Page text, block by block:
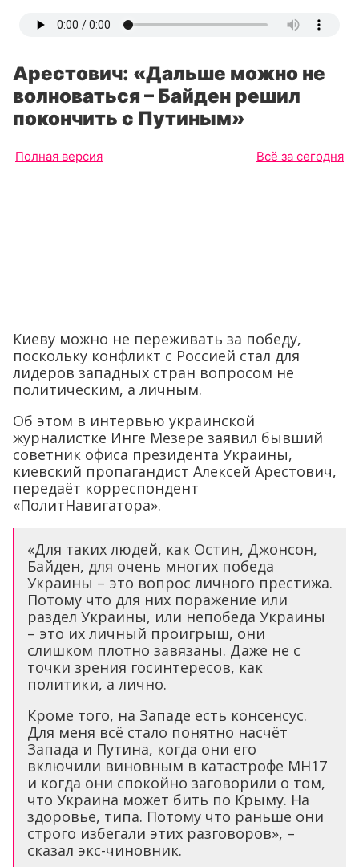
Арестович: «Дальше можно не
волноваться – Байден решил
покончить с Путиным»
Полная версия Всё за сегодня
Киеву можно не переживать за победу,
поскольку конфликт с Россией стал для
лидеров западных стран вопросом не
политическим, а личным.
Об этом в интервью украинской
журналистке Инге Мезере заявил бывший
советник офиса президента Украины,
киевский пропагандист Алексей Арестович,
передаёт корреспондент
«ПолитНавигатора».
«Для таких людей, как Остин, Джонсон,
Байден, для очень многих победа
Украины – это вопрос личного престижа.
Потому что для них поражение или
раздел Украины, или непобеда Украины
– это их личный проигрыш, они
слишком плотно завязаны. Даже не с
точки зрения госинтересов, как
политики, а лично.
Кроме того, на Западе есть консенсус.
Для меня всё стало понятно насчёт
Запада и Путина, когда они его
включили виновным в катастрофе MH17
и когда они спокойно заговорили о том,
что Украина может бить по Крыму. На
здоровье, типа. Потому что раньше они
строго избегали этих разговоров», –
сказал экс-чиновник.